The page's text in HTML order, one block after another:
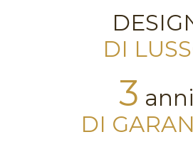
DI
3 anni
DI